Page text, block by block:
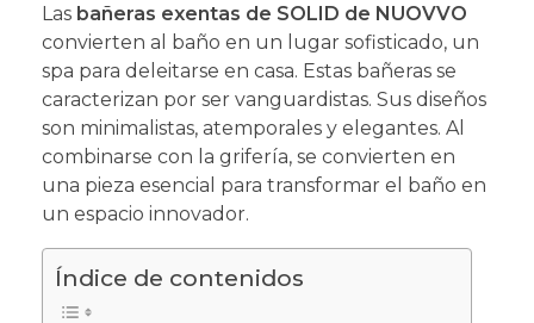
Las bañeras exentas de SOLID de NUOVVO
convierten al baño en un lugar sofisticado, un
spa para deleitarse en casa. Estas bañeras se
caracterizan por ser vanguardistas. Sus diseños
son minimalistas, atemporales y elegantes. Al
combinarse con la grifería, se convierten en
una pieza esencial para transformar el baño en
un espacio innovador.
Índice de contenidos